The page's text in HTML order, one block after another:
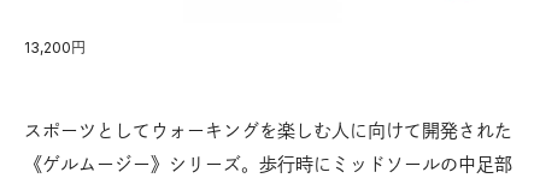
13,200円
スポーツとしてウォーキングを楽しむ人に向けて開発された
《ゲルムージー》シリーズ。歩行時にミッドソールの中足部